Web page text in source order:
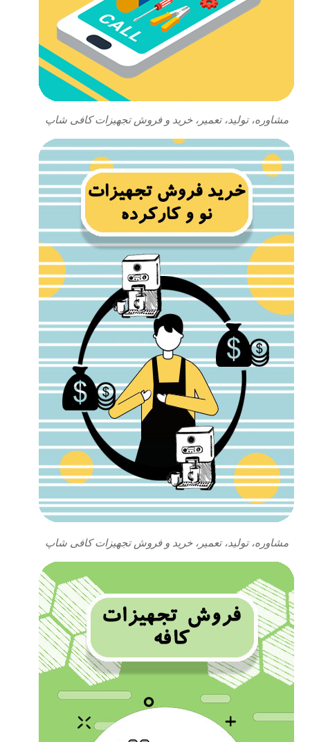
مشاوره، تولید، تعمیر، خرید و فروش تجهیزات کافی شاپ
مشاوره، تولید، تعمیر، خرید و فروش تجهیزات کافی شاپ